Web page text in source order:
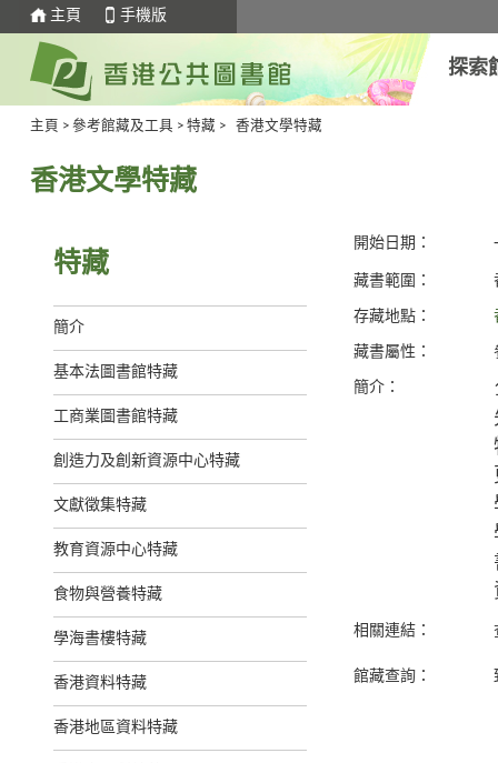
主頁 手機版
探索
主頁 > 參考館藏及工具 > 特藏 > 香港文學特藏
香港文學特藏
特藏
簡介
基本法圖書館特藏
工商業圖書館特藏
創造力及創新資源中心特藏
文獻徵集特藏
教育資源中心特藏
食物與營養特藏
學海書樓特藏
香港資料特藏
香港地區資料特藏
開始日期：
藏書範圍：
存藏地點：
藏書屬性：
簡介：
相關連結：
館藏查詢：